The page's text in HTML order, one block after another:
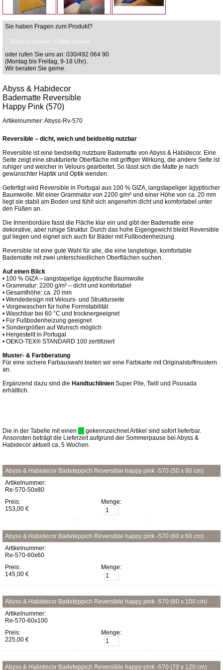
Sie haben Fragen zum Produkt?
Rückruf-Service / E-Mail-Service
oder rufen Sie uns an: 030/492 064 90
(Montag bis Freitag, 9-18 Uhr).
Wir beraten Sie gerne.
Abyss & Habidecor
Badematte Reversible
Happy Pink (570)
Artikelnummer: Abyss-Rv-570
Reversible – dicht, weich und beidseitig nutzbar
Reversible ist eine beidseitig nutzbare Badematte von Abyss & Habidecor. Eine
Seite zeigt eine strukturierte Oberfläche mit griffiger Wirkung, die andere Seite ist
ruhiger und weicher in Velours gearbeitet. So lässt sich die Matte je nach
gewünschter Haptik und Optik wenden.
Gefertigt wird Reversible in Portugal aus 100 % GIZA, langstapeliger ägyptischer
Baumwolle. Mit einer Grammatur von 2200 g/m² und einer Höhe von ca. 20 mm
liegt sie stabil am Boden und fühlt sich angenehm dicht und komfortabel unter
den Füßen an.
Die Innenbordüre fasst die Fläche klar ein und gibt der Badematte eine
dekorative, aber ruhige Struktur. Durch das hohe Eigengewicht bleibt Reversible
gut liegen und eignet sich auch für Bäder mit Fußbodenheizung.
Reversible ist eine gute Wahl für alle, die eine langlebige, komfortable
Badematte mit zwei unterschiedlichen Oberflächen suchen.
Auf einen Blick
• 100 % GIZA – langstapelige ägyptische Baumwolle
• Grammatur: 2200 g/m² – dicht und komfortabel
• Gesamthöhe: ca. 20 mm
• Wendedesign mit Velours- und Strukturseite
• Vorgewaschen für hohe Formstabilität
• Waschbar bei 60 °C und trocknergeeignet
• Für Fußbodenheizung geeignet
• Sondergrößen auf Wunsch möglich
• Hergestellt in Portugal
• OEKO-TEX® STANDARD 100 zertifiziert
Muster- & Farbberatung
Für eine sichere Farbauswahl bieten wir eine Farbkarte mit Originalstoffmustern
an.
Ergänzend dazu sind die Handtuchlinien Super Pile, Twill und Pousada
erhältlich.
Die in der Tabelle mit einen
gekennzeichnet Artikel sind sofort lieferbar.
Ansonsten beträgt die Lieferzeit aufgrund der Sommerpause bei Abyss &
Habidecor aktuell ca. 5 Wochen.
Abyss & Habidecor Badeteppich Reversible happy pink -570 (50 x 80 cm)
Artikelnummer:
Re-570-50x80
Preis:
153,00 €
Menge:
Abyss & Habidecor Badeteppich Reversible happy pink -570 (60 x 60 cm)
Artikelnummer:
Re-570-60x60
Preis:
145,00 €
Menge:
Abyss & Habidecor Badeteppich Reversible happy pink -570 (60 x 100 cm)
Artikelnummer:
Re-570-60x100
Preis:
225,00 €
Menge:
Abyss & Habidecor Badeteppich Reversible happy pink -570 (70 x 120 cm)